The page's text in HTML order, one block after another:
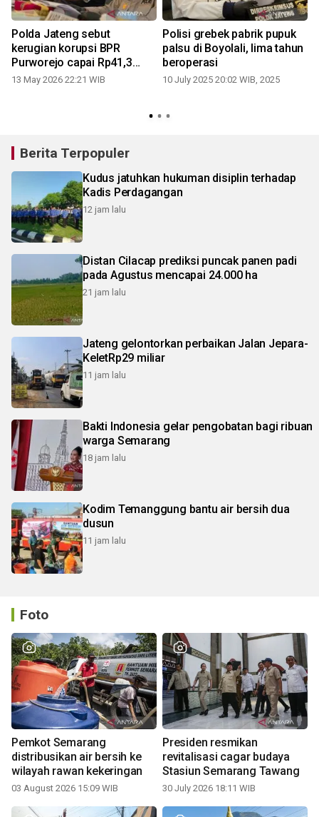
Polda Jateng sebut
kerugian korupsi BPR
Purworejo capai Rp41,3
miliar
13 May 2026 22:21 WIB
Polisi grebek pabrik pupuk
palsu di Boyolali, lima tahun
beroperasi
10 July 2025 20:02 WIB, 2025
Berita Terpopuler
Kudus jatuhkan hukuman disiplin terhadap
Kadis Perdagangan
12 jam lalu
Distan Cilacap prediksi puncak panen padi
pada Agustus mencapai 24.000 ha
21 jam lalu
Jateng gelontorkan perbaikan Jalan Jepara-
KeletRp29 miliar
11 jam lalu
Bakti Indonesia gelar pengobatan bagi ribuan
warga Semarang
18 jam lalu
Kodim Temanggung bantu air bersih dua
dusun
11 jam lalu
Foto
Pemkot Semarang
distribusikan air bersih ke
wilayah rawan kekeringan
03 August 2026 15:09 WIB
Presiden resmikan
revitalisasi cagar budaya
Stasiun Semarang Tawang
30 July 2026 18:11 WIB